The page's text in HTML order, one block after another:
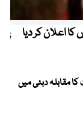
اعلان کر دیا
اور بھارت کا مقابلہ دبئی میں